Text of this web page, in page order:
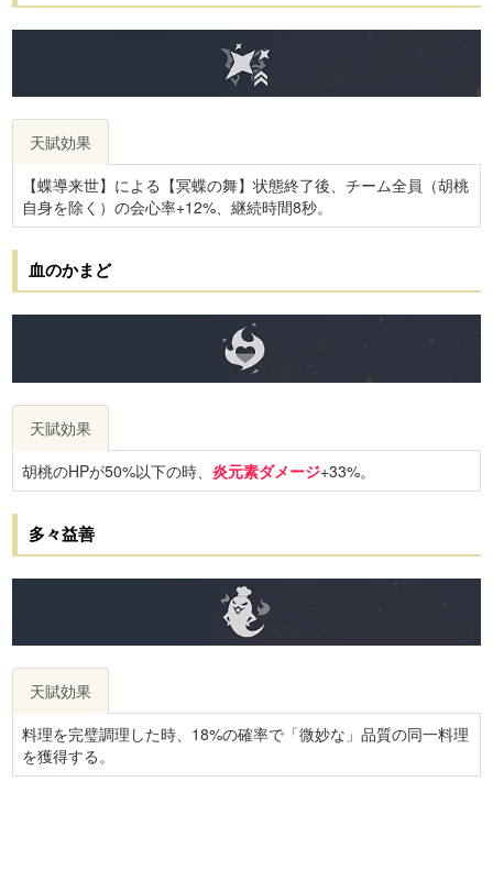
天賦効果
【蝶導来世】による【冥蝶の舞】状態終了後、チーム全員（胡桃
自身を除く）の会心率+12%、継続時間8秒。
血のかまど
天賦効果
胡桃のHPが50%以下の時、 炎元素ダメージ+33%。
多々益善
天賦効果
料理を完璧調理した時、18%の確率で「微妙な」品質の同一料理
を獲得する。